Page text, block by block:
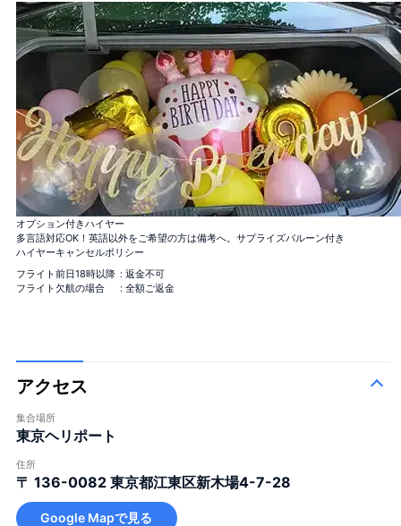
「真実の愛」
バラ108本花束
「結婚してください」
バラ99+1本花束
1本機内＋着陸後99本, サプライズ演出に！
バラ100本花束
バラ12本花束
「結婚してください」
バラ40本花束
「真実の愛」
大きな花束
オプション付きハイヤー
多言語対応OK！英語以外をご希望の方は備考へ。サプライズバルーン付き
ハイヤーキャンセルポリシー
フライト前日18時以降 : 返金不可
フライト欠航の場合
: 全額ご返金
アクセス
集合場所
東京ヘリポート
住所
〒 136-0082 東京都江東区新木場4-7-28
Google Mapで見る